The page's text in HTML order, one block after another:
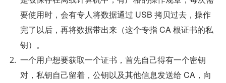
要使用时，会有专人将数据通过 USB 拷贝过去，操作
完了以后，再将数据带出来（这个专指 CA 根证书的私
钥）。
一个用户想要获取一个证书，首先自己得有一个密钥
对，私钥自己留着，公钥以及其他信息发送给 CA，向